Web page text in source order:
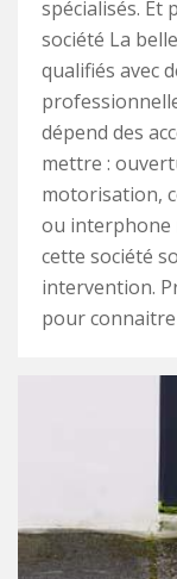
spécialisés. Et
société La
qualifiés avec
dépend des
mettre :
motorisation,
ou interphone
cette société
intervention.
pour